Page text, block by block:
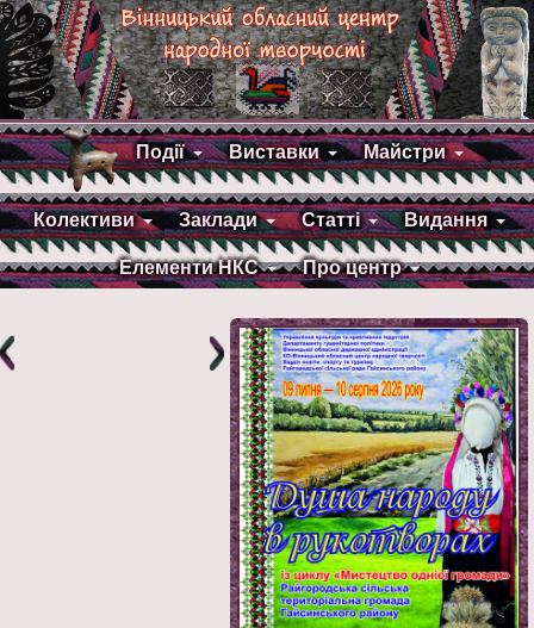
Події Виставки Майстри
Колективи Заклади Статті Видання
Елементи НКС Про центр